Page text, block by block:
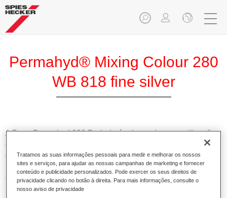
Permahyd® Mixing Colour 280
WB 818 fine silver
A Base Permahyd 280 Perlado é adequada para utilização
com Permahyd Base Bicamada Nacarada 285, um sistema
de base bicamada aquosa de alta qualidade. Está baseada
numa tecnologia especial de dispersão de poliuretano para
cores sólidas e de efeitos.
Tratamos as suas informações pessoais para medir e melhorar os nossos
sites e serviços, para ajudar as nossas campanhas de marketing e fornecer
conteúdo e publicidade personalizados. Pode exercer os seus direitos de
privacidade clicando no botão à direita. Para mais informações, consulte o
nosso aviso de privacidade